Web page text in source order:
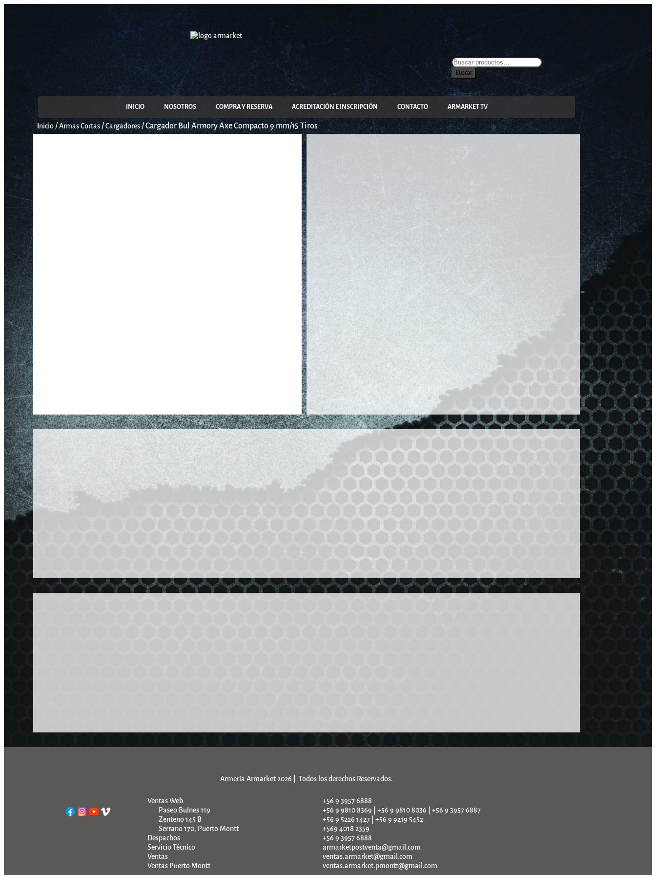
Buscar
INICIO NOSOTROS COMPRA Y RESERVA ACREDITACIÓN E INSCRIPCIÓN CONTACTO ARMARKET TV
Inicio/Armas Cortas/Cargadores/Cargador Bul Armory Axe Compacto 9 mm/15 Tiros
Armería Armarket 2026 | Todos los derechos Reservados.
Ventas Web
Paseo Bulnes 119
Zenteno 145 B
Serrano 170, Puerto Montt
Despachos
Servicio Técnico
Ventas
Ventas Puerto Montt
+56 9 3957 6888
+56 9 9810 8369 | +56 9 9810 8036 | +56 9 3957 6887
+56 9 5226 1427 | +56 9 9219 5452
+569 4018 2359
+56 9 3957 6888
armarketpostventa@gmail.com
ventas.armarket@gmail.com
ventas.armarket.pmontt@gmail.com